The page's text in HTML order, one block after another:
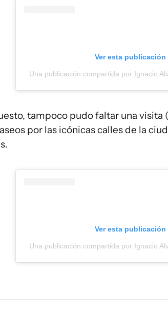
Ver esta publicación
Una publicación compartida por Ignacio
tampoco pudo faltar una visita
por las icónicas calles de la
Ver esta publicación
Una publicación compartida por Ignacio